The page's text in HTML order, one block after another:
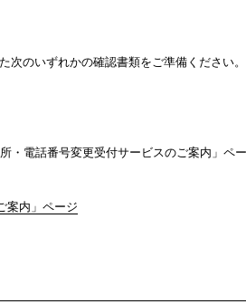
次のいずれかの確認書類をご準備ください。
・電話番号変更受付サービスのご案内」ペ
案内」ページ